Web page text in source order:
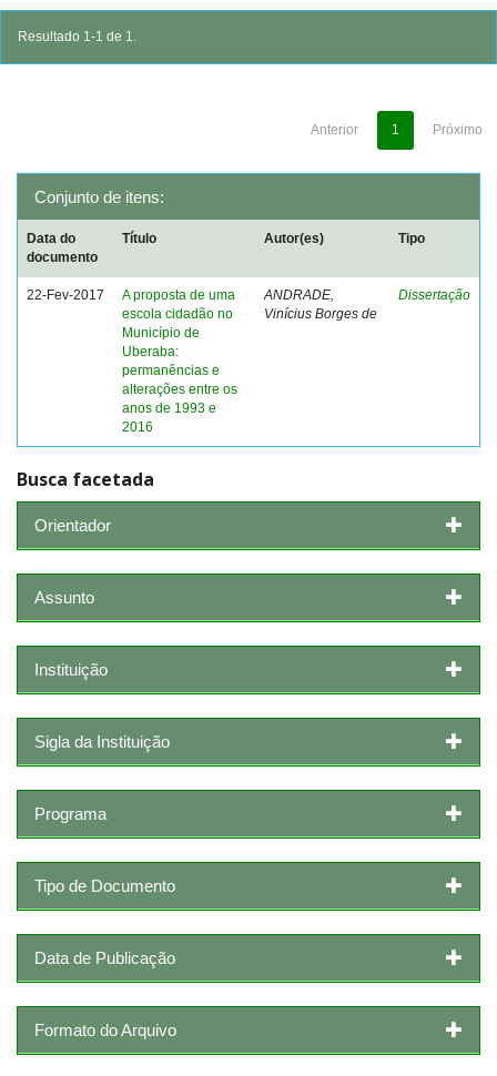
Resultado 1-1 de 1.
Anterior 1 Próximo
Conjunto de itens:
Data do
documento
Título Autor(es) Tipo
22-Fev-2017
A proposta de uma
escola cidadão no
Município de
Uberaba:
permanências e
alterações entre os
anos de 1993 e
2016
ANDRADE,
Vinícius Borges de
Dissertação
Busca facetada
Orientador
Assunto
Instituição
Sigla da Instituição
Programa
Tipo de Documento
Data de Publicação
Formato do Arquivo